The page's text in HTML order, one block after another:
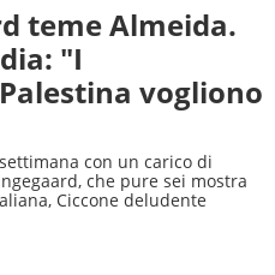
teme Almeida.
"I
vogliono
con un carico di
che pure sei mostra
Ciccone deludente